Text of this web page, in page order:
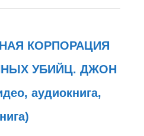
КОРПОРАЦИЯ
УБИЙЦ. ДЖОН
аудиокнига,